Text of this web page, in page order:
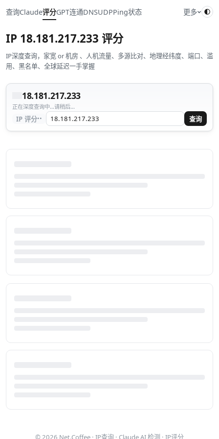
查询Claude评分GPT连通DNSUDPPing状态 更多
IP 18.181.217.233 评分
IP深度查询，家宽 or 机房 、人机流量、多源比对、地理经纬度、端口、滥
用、黑名单、全球延迟一手掌握
18.181.217.233
正在深度查询中...请稍后...
IP 评分·· 查询
© 2026 Net.Coffee · IP查询 · Claude AI 检测 · IP评分